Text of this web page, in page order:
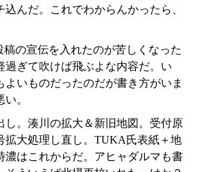
込んだ。これでわからんかったら、
稿の宣伝を入れたのが苦しくなった
過ぎて吹けば飛ぶよな内容だ。い
よいものだったのだが書き方がいま
。
し。湊川の拡大＆新旧地図。受付原
拡大処理し直し。TUKA氏表紙＋地
濃はこれからだ。アヒャダルマも書